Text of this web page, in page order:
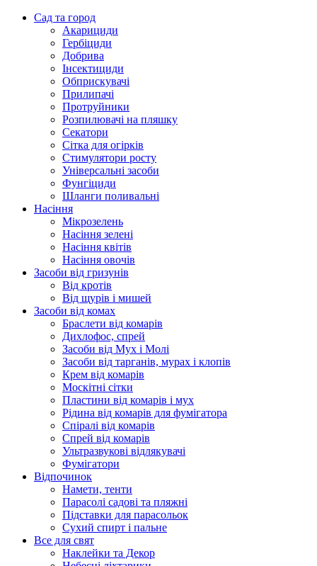
Сад та город
Акарициди
Гербіциди
Добрива
Інсектициди
Обприскувачі
Прилипачі
Протруйники
Розпилювачі на пляшку
Секатори
Сітка для огірків
Стимулятори росту
Універсальні засоби
Фунгіциди
Шланги поливальні
Насіння
Мікрозелень
Насіння зелені
Насіння квітів
Насіння овочів
Засоби від гризунів
Від кротів
Від щурів і мишей
Засоби від комах
Браслети від комарів
Дихлофос, спрей
Засоби від Мух і Молі
Засоби від тарганів, мурах і клопів
Крем від комарів
Москітні сітки
Пластини від комарів і мух
Рідина від комарів для фумігатора
Спіралі від комарів
Спрей від комарів
Ультразвукові відлякувачі
Фумігатори
Відпочинок
Намети, тенти
Парасолі садові та пляжні
Підставки для парасольок
Сухий спирт і пальне
Все для свят
Наклейки та Декор